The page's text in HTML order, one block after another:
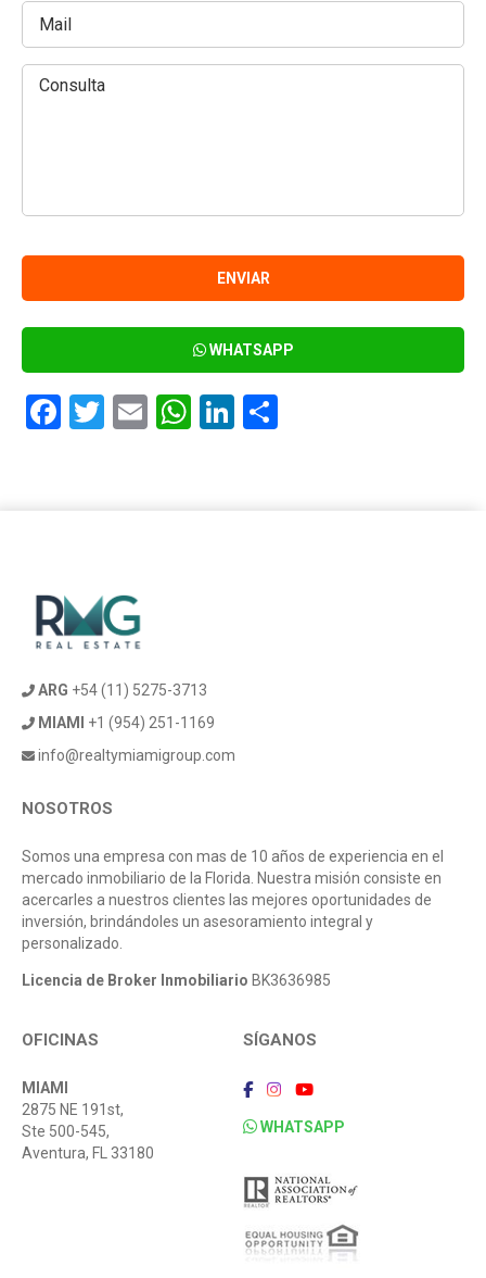
WHATSAPP
Facebook
Twitter
EmailWhatsApp
LinkedIn
ARG +54 (11) 5275-3713
MIAMI
+1 (954) 251-1169
info@realtymiamigroup.com
NOSOTROS
Somos una empresa con mas de 10 años de experiencia en el
mercado inmobiliario de la Florida. Nuestra misión consiste en
acercarles a nuestros clientes las mejores oportunidades de
inversión, brindándoles un asesoramiento integral y
personalizado.
Licencia de Broker Inmobiliario BK3636985
OFICINAS
MIAMI
2875 NE 191st,
Ste 500-545,
Aventura, FL 33180
SÍGANOS
WHATSAPP